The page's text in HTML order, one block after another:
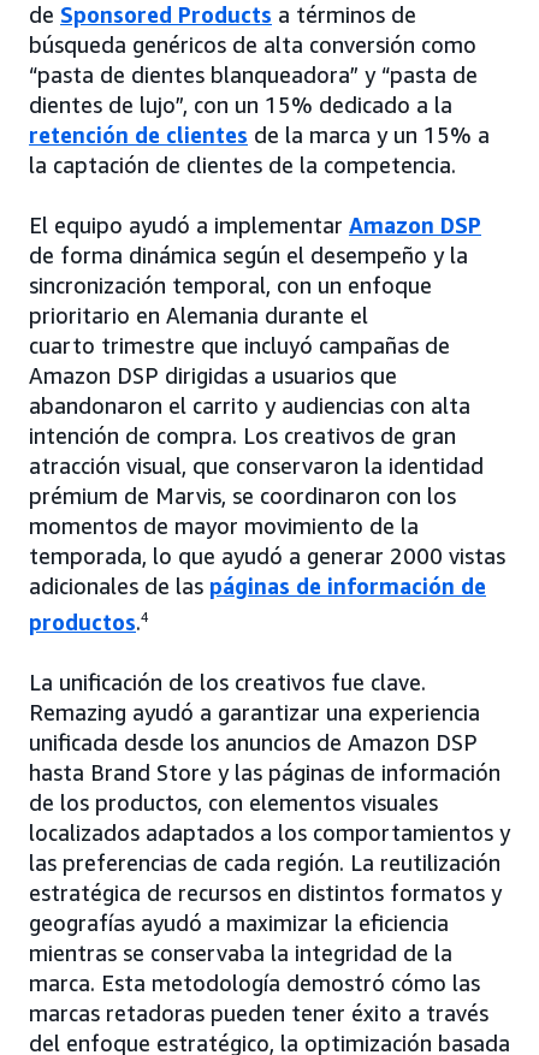
de Sponsored Products a términos de
búsqueda genéricos de alta conversión como
“pasta de dientes blanqueadora” y “pasta de
dientes de lujo”, con un 15% dedicado a la
retención de clientes de la marca y un 15% a
la captación de clientes de la competencia.
El equipo ayudó a implementar Amazon DSP
de forma dinámica según el desempeño y la
sincronización temporal, con un enfoque
prioritario en Alemania durante el
cuarto trimestre que incluyó campañas de
Amazon DSP dirigidas a usuarios que
abandonaron el carrito y audiencias con alta
intención de compra. Los creativos de gran
atracción visual, que conservaron la identidad
prémium de Marvis, se coordinaron con los
momentos de mayor movimiento de la
temporada, lo que ayudó a generar 2000 vistas
adicionales de las páginas de información de
productos.4
La unificación de los creativos fue clave.
Remazing ayudó a garantizar una experiencia
unificada desde los anuncios de Amazon DSP
hasta Brand Store y las páginas de información
de los productos, con elementos visuales
localizados adaptados a los comportamientos y
las preferencias de cada región. La reutilización
estratégica de recursos en distintos formatos y
geografías ayudó a maximizar la eficiencia
mientras se conservaba la integridad de la
marca. Esta metodología demostró cómo las
marcas retadoras pueden tener éxito a través
del enfoque estratégico, la optimización basada